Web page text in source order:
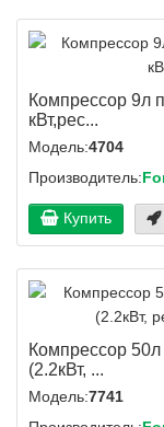
Компрессор 9л
кВт,рес...
Модель:4704
Производитель:
Купить
Компрессор
(2.2кВт, ...
Модель:7741